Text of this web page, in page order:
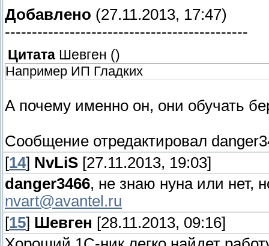
Добавлено (27.11.2013, 17:47)
---------------------------------------------
Цитата Шевген ()
Например ИП Гладких
А почему именно он, они обучать
Сообщение отредактировал
[14] NvLiS [27.11.2013, 19:03]
danger3466, не знаю нуна или нет,
nvart@avantel.ru
[15] Шевген [28.11.2013, 09:16]